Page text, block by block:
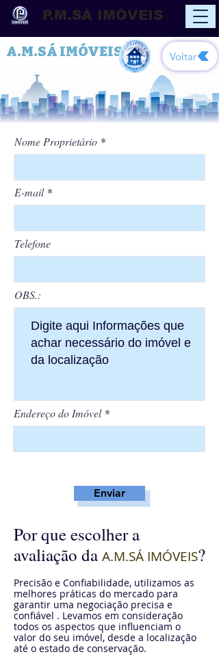
P.M.SÁ IMÓVEIS
A.M.SÁ IMÓVEIS Voltar
Nome Proprietário
E-mail
Telefone
OBS.:
Endereço do Imóvel
Enviar
Por que escolher a
avaliação da A.M.SÁ IMÓVEIS?
Precisão e Confiabilidade, utilizamos as
melhores práticas do mercado para
garantir uma negociação precisa e
confiável . Levamos em consideração
todos os aspectos que influenciam o
valor do seu imóvel, desde a localização
até o estado de conservação.